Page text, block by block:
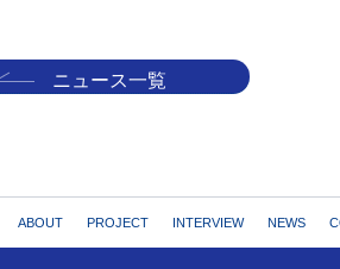
ニュース一覧
ABOUT PROJECT INTERVIEW NEWS